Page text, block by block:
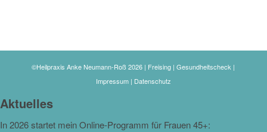
©Heilpraxis Anke Neumann-Roß 2026 | Freising | Gesundheitscheck |
Impressum| Datenschutz
Aktuelles
In 2026 startet mein Online-Programm für Frauen 45+: